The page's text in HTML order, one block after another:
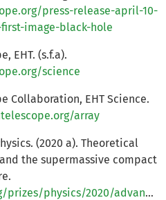
press-release-april-10-
image-black-hole
EHT. (s.f.a).
science
Collaboration, EHT Science.
array
(2020 a). Theoretical
the supermassive compact
prizes/physics/2020/